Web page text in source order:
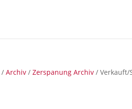
/Archiv /Zerspanung Archiv / Verkauft/